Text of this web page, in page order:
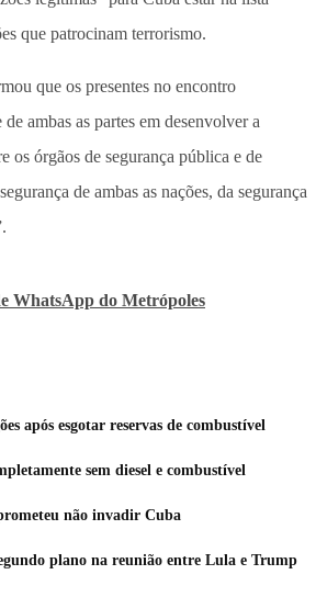
que patrocinam terrorismo.
que os presentes no encontro
de ambas as partes em desenvolver a
os órgãos de segurança pública e de
de ambas as nações, da segurança
WhatsApp do Metrópoles
após esgotar reservas de combustível
sem diesel e combustível
não invadir Cuba
plano na reunião entre Lula e Trump